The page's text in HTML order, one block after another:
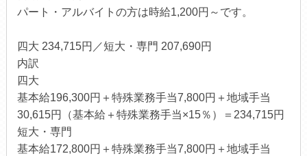
パート・アルバイトの方は時給1,200円～です。
四大 234,715円／短大・専門 207,690円
内訳
四大
基本給196,300円＋特殊業務手当7,800円＋地域手当
30,615円（基本給＋特殊業務手当×15％）＝234,715円
短大・専門
基本給172,800円＋特殊業務手当7,800円＋地域手当